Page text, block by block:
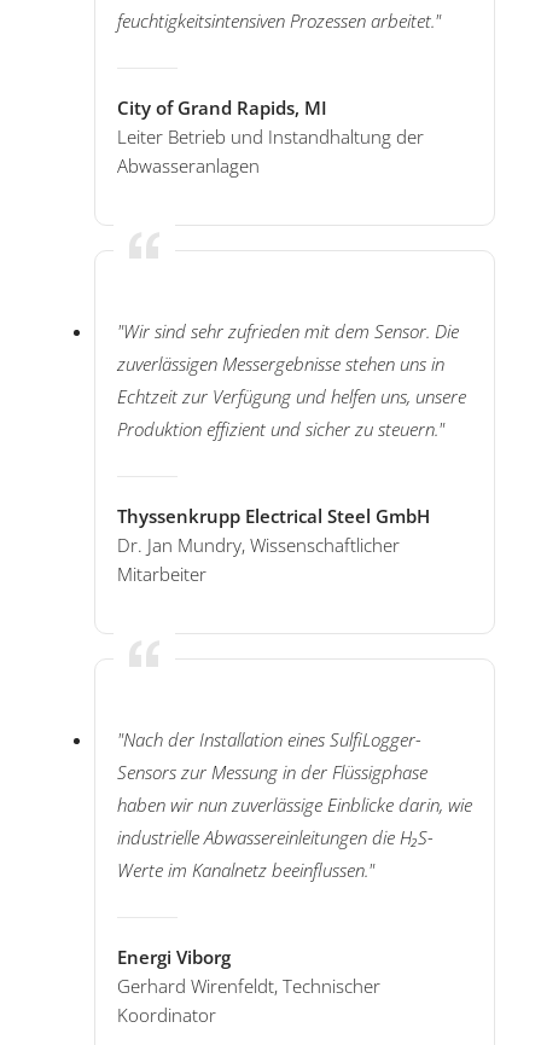
feuchtigkeitsintensiven Prozessen arbeitet."
City of Grand Rapids, MI
Leiter Betrieb und Instandhaltung der
Abwasseranlagen
"Wir sind sehr zufrieden mit dem Sensor. Die
zuverlässigen Messergebnisse stehen uns in
Echtzeit zur Verfügung und helfen uns, unsere
Produktion effizient und sicher zu steuern."
Thyssenkrupp Electrical Steel GmbH
Dr. Jan Mundry, Wissenschaftlicher
Mitarbeiter
"Nach der Installation eines SulfiLogger-
Sensors zur Messung in der Flüssigphase
haben wir nun zuverlässige Einblicke darin, wie
industrielle Abwassereinleitungen die H₂S-
Werte im Kanalnetz beeinflussen."
Energi Viborg
Gerhard Wirenfeldt, Technischer
Koordinator